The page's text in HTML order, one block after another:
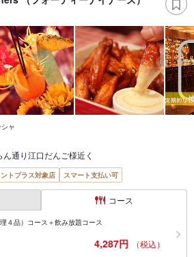
シャ
通り江口だんご様近く
トプラス対象店 スマート支払い可
コース
４品）コース＋飲み放題コース
4,287円 （税込）